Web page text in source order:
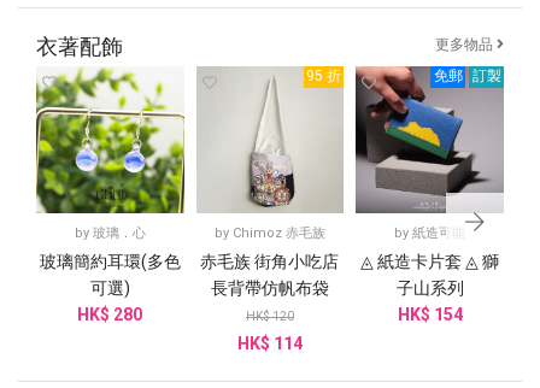
更多物品
衣著配飾
by 玻璃．心
玻璃簡約耳環(多色
可選)
HK$ 280
95 折
by Chimoz 赤毛族
赤毛族 街角小吃店
長背帶仿帆布袋
HK$ 120
HK$ 114
免郵 訂製
by紙造可能
◬ 紙造卡片套 ◬ 獅
子山系列
HK$ 154